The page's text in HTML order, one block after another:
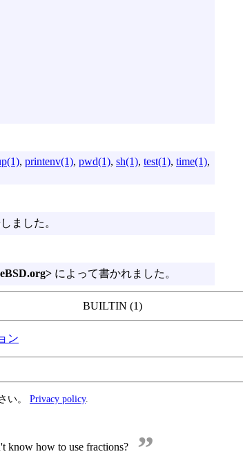
, printenv(1), pwd(1), sh(1), test(1), time(1),
ました。
によって書かれました。
BUILTIN (1)
ン
い。 Privacy policy.
know how to use fractions?